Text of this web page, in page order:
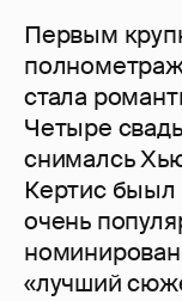
Первым
стала
Четыре
снималсь
Кертис
очень
«лучший